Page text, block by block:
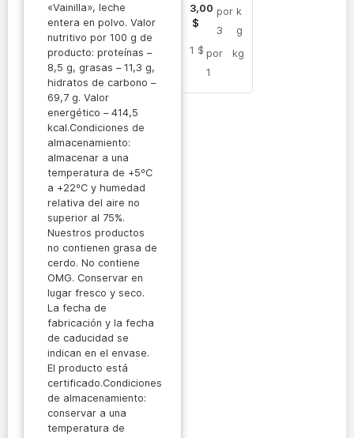
«Vainilla», leche
entera en polvo. Valor
nutritivo por 100 g de
producto: proteínas –
8,5 g, grasas – 11,3 g,
hidratos de carbono –
69,7 g. Valor
energético – 414,5
kcal.Condiciones de
almacenamiento:
almacenar a una
temperatura de +5ºC
a +22ºC y humedad
relativa del aire no
superior al 75%.
Nuestros productos
no contienen grasa de
cerdo. No contiene
OMG. Conservar en
lugar fresco y seco.
La fecha de
fabricación y la fecha
de caducidad se
indican en el envase.
El producto está
certificado.Condiciones
de almacenamiento:
conservar a una
temperatura de
3,00
$
por
3
k
g
1 $ por
1
kg